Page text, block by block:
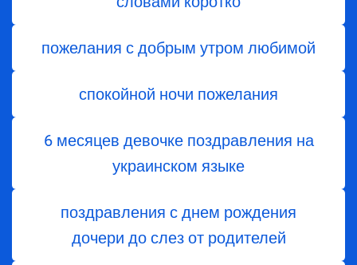
пожелания с добрым утром любимой
спокойной ночи пожелания
6 месяцев девочке поздравления на
украинском языке
поздравления с днем ​​рождения
дочери до слез от родителей